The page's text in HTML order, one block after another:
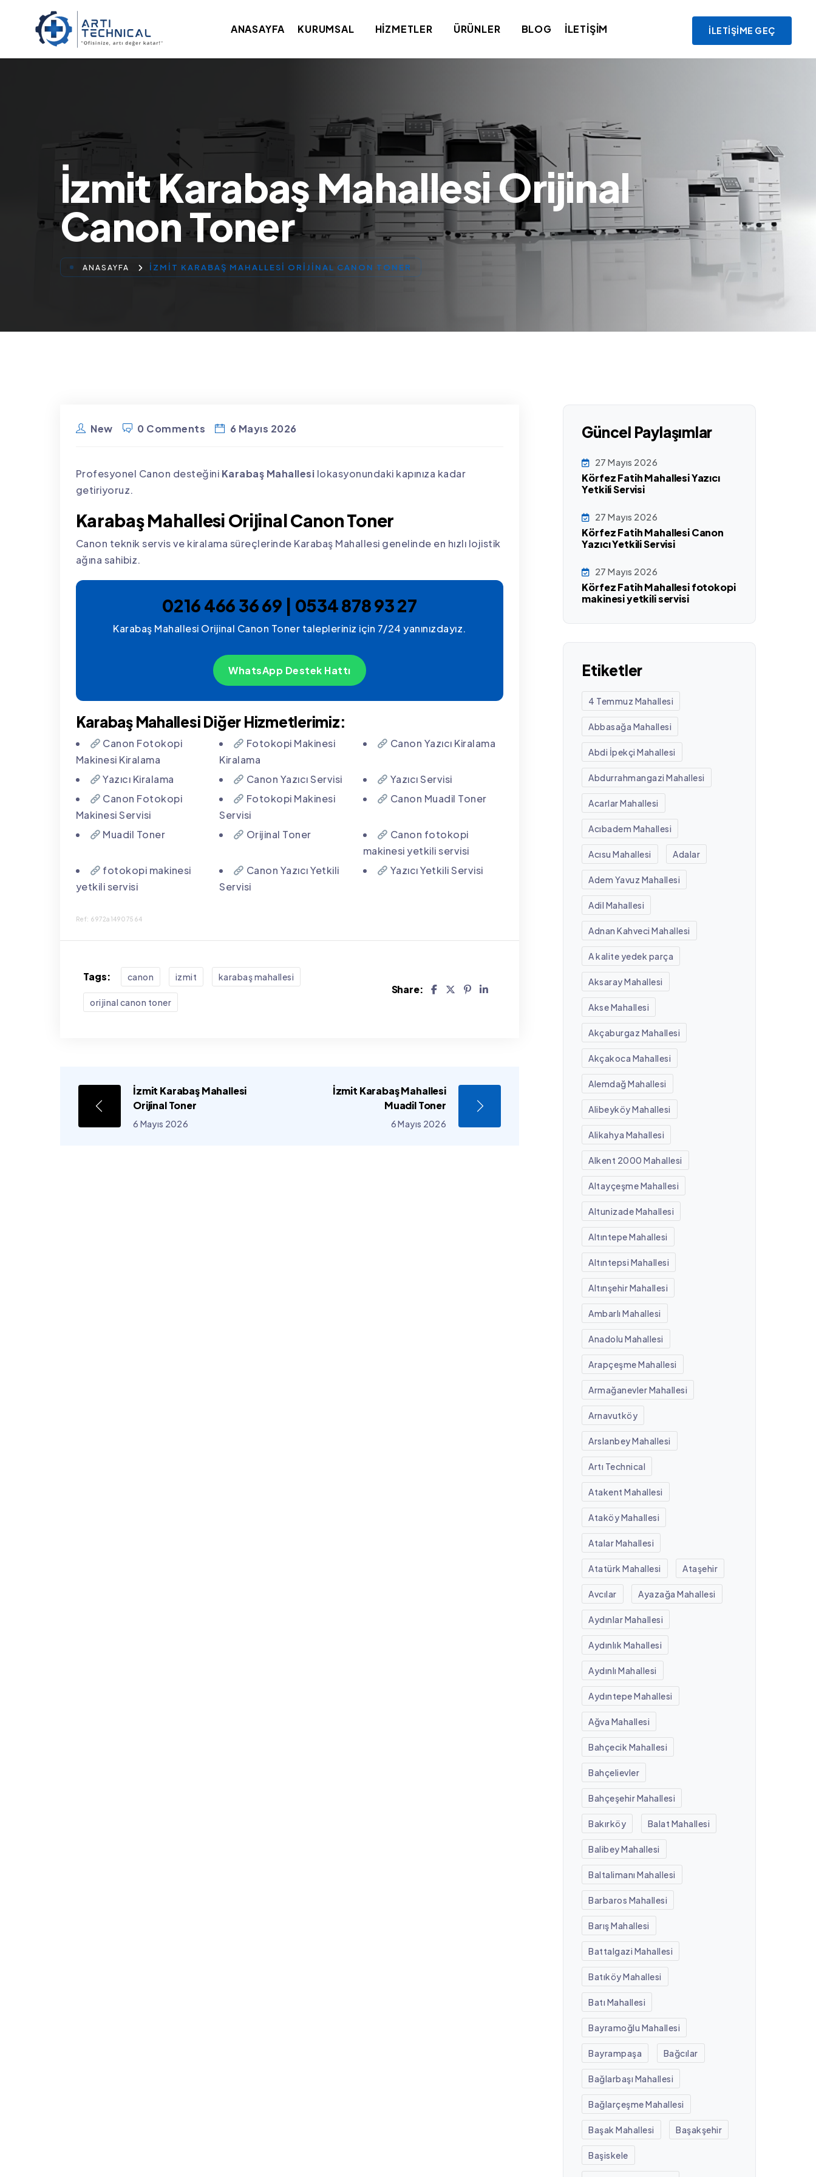
ANASAYFA KURUMSAL HIZMETLER ÜRÜNLER BLOG İLETIŞIM İLETIŞIME GEÇ
İzmit Karabaş Mahallesi Orijinal
Canon Toner
ANASAYFA İZMIT KARABAŞ MAHALLESI ORIJINAL CANON TONER
New 0 Comments 6 Mayıs 2026
Profesyonel Canon desteğini Karabaş Mahallesi lokasyonundaki kapınıza kadar
getiriyoruz.
Karabaş Mahallesi Orijinal Canon Toner
Canon teknik servis ve kiralama süreçlerinde Karabaş Mahallesi genelinde en hızlı lojistik
ağına sahibiz.
0216 466 36 69 | 0534 878 93 27
Karabaş Mahallesi Orijinal Canon Toner talepleriniz için 7/24 yanınızdayız.
WhatsApp Destek Hattı
Karabaş Mahallesi Diğer Hizmetlerimiz:
Canon Fotokopi
Makinesi Kiralama
Fotokopi Makinesi
Kiralama
Canon Yazıcı Kiralama
Yazıcı Kiralama Canon Yazıcı Servisi
Yazıcı Servisi
Canon Fotokopi
Makinesi Servisi
Fotokopi Makinesi
Servisi
Canon Muadil Toner
Muadil Toner Orijinal Toner
Canon fotokopi
makinesi yetkili servisi
fotokopi makinesi
yetkili servisi
Canon Yazıcı Yetkili
Servisi
Yazıcı Yetkili Servisi
Ref: 6972a14907564
Tags: canon i̇zmit karabaş mahallesi
orijinal canon toner
Share:
İzmit Karabaş Mahallesi
Orijinal Toner
6 Mayıs 2026
İzmit Karabaş Mahallesi
Muadil Toner
6 Mayıs 2026
Güncel Paylaşımlar
27 Mayıs 2026
Körfez Fatih Mahallesi Yazıcı
Yetkili Servisi
27 Mayıs 2026
Körfez Fatih Mahallesi Canon
Yazıcı Yetkili Servisi
27 Mayıs 2026
Körfez Fatih Mahallesi fotokopi
makinesi yetkili servisi
Etiketler
4 Temmuz Mahallesi
Abbasağa Mahallesi
Abdi İpekçi Mahallesi
Abdurrahmangazi Mahallesi
Acarlar Mahallesi
Acıbadem Mahallesi
Acısu Mahallesi Adalar
Adem Yavuz Mahallesi
Adil Mahallesi
Adnan Kahveci Mahallesi
A kalite yedek parça
Aksaray Mahallesi
Akse Mahallesi
Akçaburgaz Mahallesi
Akçakoca Mahallesi
Alemdağ Mahallesi
Alibeyköy Mahallesi
Alikahya Mahallesi
Alkent 2000 Mahallesi
Altayçeşme Mahallesi
Altunizade Mahallesi
Altıntepe Mahallesi
Altıntepsi Mahallesi
Altınşehir Mahallesi
Ambarlı Mahallesi
Anadolu Mahallesi
Arapçeşme Mahallesi
Armağanevler Mahallesi
Arnavutköy
Arslanbey Mahallesi
Artı Technical
Atakent Mahallesi
Ataköy Mahallesi
Atalar Mahallesi
Atatürk Mahallesi Ataşehir
Avcılar Ayazağa Mahallesi
Aydınlar Mahallesi
Aydınlık Mahallesi
Aydınlı Mahallesi
Aydıntepe Mahallesi
Ağva Mahallesi
Bahçecik Mahallesi
Bahçelievler
Bahçeşehir Mahallesi
Bakırköy Balat Mahallesi
Balibey Mahallesi
Baltalimanı Mahallesi
Barbaros Mahallesi
Barış Mahallesi
Battalgazi Mahallesi
Batıköy Mahallesi
Batı Mahallesi
Bayramoğlu Mahallesi
Bayrampaşa Bağcılar
Bağlarbaşı Mahallesi
Bağlarçeşme Mahallesi
Başak Mahallesi Başakşehir
Başiskele